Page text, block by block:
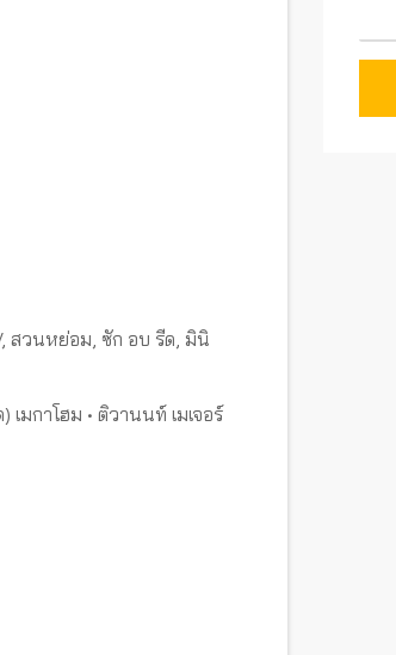
สวนหย่อม, ซัก อบ รีด, มินิ
มกาโฮม​ •​ ติวานนท์ เมเจอร์